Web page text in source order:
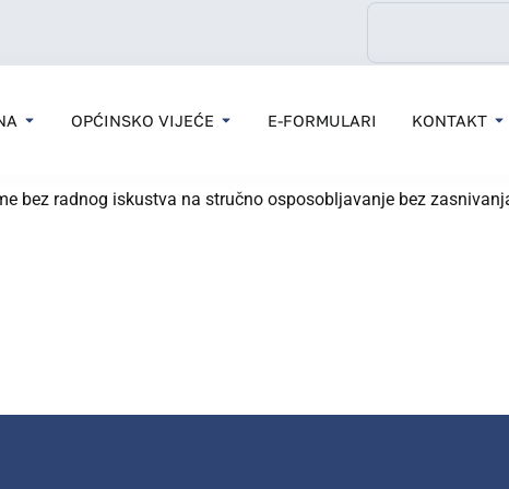
OPĆINSKO VIJEĆE E-FORMULARI KONTAKT
bez radnog iskustva na stručno osposobljavanje bez